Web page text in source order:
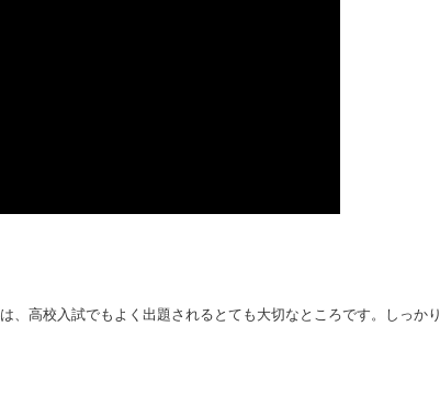
は、高校入試でもよく出題されるとても大切なところです。しっかり